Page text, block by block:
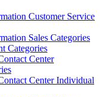
Customer Service
Sales Categories
Categories
Center
Center Individual